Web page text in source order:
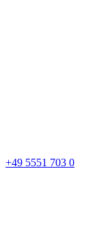
+49 5551 703 0